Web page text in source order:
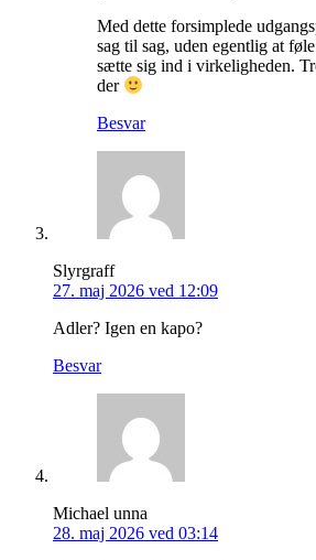
Med dette forsimplede
sag til sag, uden egentlig at
sætte sig ind i virkeligheden.
der
Besvar
Slyrgraff
27. maj 2026 ved 12:09
Adler? Igen en kapo?
Besvar
Michael unna
28. maj 2026 ved 03:14